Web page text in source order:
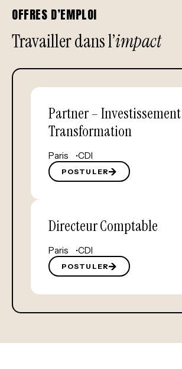
OFFRES D’EMPLOI
Travailler dans l’impact
Partner –
Transformation
Paris CDI
POSTULER
Directeur Comptable
Paris CDI
POSTULER